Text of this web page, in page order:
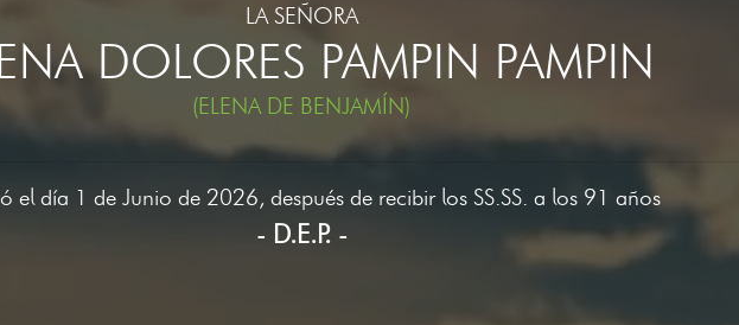
LA SEÑORA
DOLORES PAMPIN PAMPIN
(ELENA DE BENJAMÍN)
el día 1 de Junio de 2026, después de recibir los SS.SS. a los 91 años
- D.E.P. -